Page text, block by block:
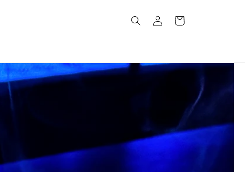
グ
イ
ー